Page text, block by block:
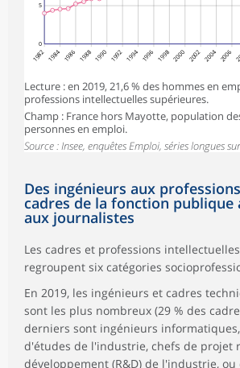
0
5
1982 1984 1986 1988 1990 1992 1994 1996 1998 2000 2002 2004 2006
Lecture : en 2019, 21,6 % des hommes en
professions intellectuelles supérieures.
Champ : France hors Mayotte, population
personnes en emploi.
Source : Insee, enquêtes Emploi, séries longues
Des ingénieurs aux
cadres de la fonction publique
aux journalistes
Les cadres et professions
regroupent six catégories
En 2019, les ingénieurs et cadres
sont les plus nombreux (29 % des
derniers sont ingénieurs
d'études de l'industrie, chefs de projet
développement (R&D) de l'industrie, ou